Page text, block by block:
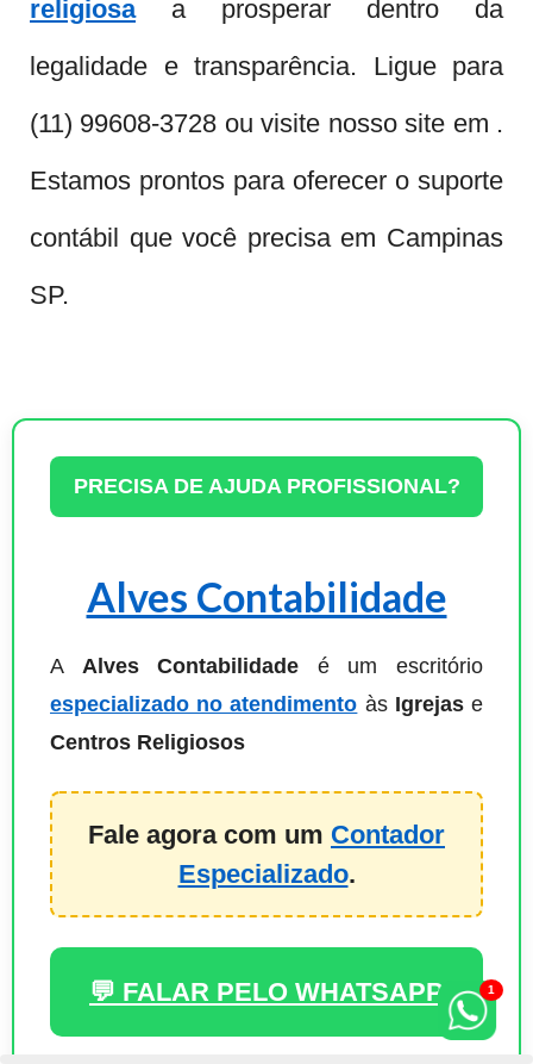
religiosaa prosperar dentro da
legalidade e transparência. Ligue para
(11) 99608-3728 ou visite nosso site em .
Estamos prontos para oferecer o suporte
contábil que você precisa em Campinas
SP.
PRECISA DE AJUDA PROFISSIONAL?
Alves Contabilidade
A Alves Contabilidade é um escritório
especializado no atendimento às Igrejase
Centros Religiosos
Fale agora com um Contador
Especializado.
💬 FALAR PELO WHATSAPP 1